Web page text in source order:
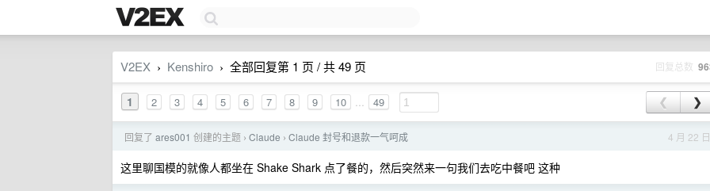
V2EX › Kenshiro › 全部回复第 1 页 / 共 49 页 回复总数
1 2 3 4 5 6 7 8 9 10 ... 49 ❮ ❯
4 月 22 日
回复了 ares001 创建的主题 › Claude › Claude 封号和退款一气呵成
这里聊国模的就像人都坐在 Shake Shark 点了餐的，然后突然来一句我们去吃中餐吧 这种